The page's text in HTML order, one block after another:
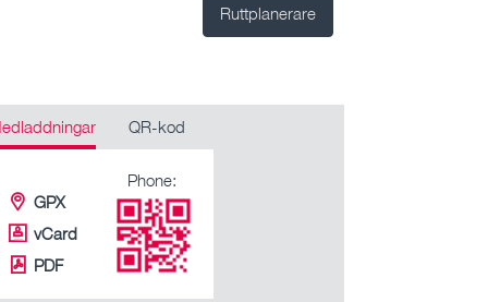
Ruttplanerare
QR-kod
GPX
vCard
PDF
Phone: